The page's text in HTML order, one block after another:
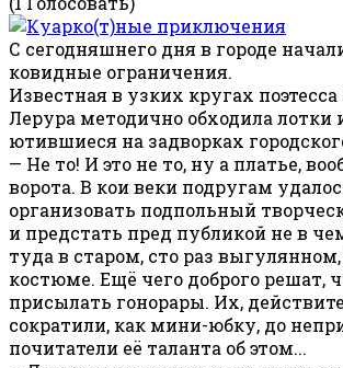
С сегодняшнего дня в городе
ковидные ограничения.
Известная в узких кругах поэтесса
Лерура методично обходила лотки
ютившиеся на задворках
— Не то! И это не то, ну а платье,
ворота. В кои веки подругам
организовать подпольный
и предстать пред публикой не в
туда в старом, сто раз
костюме. Ещё чего доброго решат,
присылать гонорары. Их,
сократили, как мини-юбку, до
почитатели её таланта об этом...